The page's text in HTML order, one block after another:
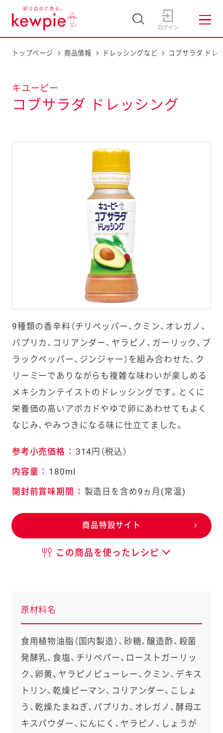
トップページ 商品情報 ドレッシングなど コブサラダ ドレ
キユーピー
コブサラダ ドレッシング
9種類の香辛料（チリペッパー、クミン、オレガノ、
パプリカ、コリアンダー、ヤラピノ、ガーリック、ブ
ラックペッパー、ジンジャー）を組み合わせた、ク
リーミーでありながらも複雑な味わいが楽しめる
メキシカンテイストのドレッシングです。とくに
栄養価の高いアボカドやゆで卵にあわせてもよく
なじみ、やみつきになる味に仕立てました。
参考小売価格 ： 314円（税込）
内容量 ： 180ml
開封前賞味期間 ： 製造日を含め9ヵ月(常温)
商品特設サイト
この商品を使ったレシピ
原材料名
食用植物油脂（国内製造）、砂糖、醸造酢、殺菌
発酵乳、食塩、チリペパー、ローストガーリッ
ク、卵黄、ヤラピノピューレー、クミン、デキス
トリン、乾燥ピーマン、コリアンダー、こしょ
う、乾燥たまねぎ、パプリカ、オレガノ、酵母エ
キスパウダー、にんにく、ヤラピノ、しょうが